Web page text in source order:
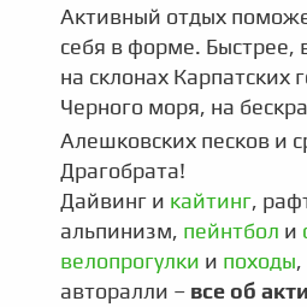
Активный отдых
себя в форме. Быстрее,
на склонах Карпатских
Черного моря, на
Алешковских песков и
Драгобрата!
Дайвинг и кайтинг,
альпинизм, пейнтбол и
велопрогулки и походы
авторалли – все об